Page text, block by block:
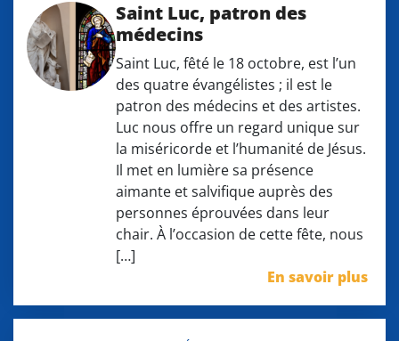
Saint Luc, patron des
médecins
Saint Luc, fêté le 18 octobre, est l’un
des quatre évangélistes ; il est le
patron des médecins et des artistes.
Luc nous offre un regard unique sur
la miséricorde et l’humanité de Jésus.
Il met en lumière sa présence
aimante et salvifique auprès des
personnes éprouvées dans leur
chair. À l’occasion de cette fête, nous
[…]
En savoir plus